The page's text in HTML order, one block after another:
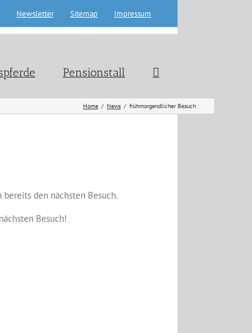
Newsletter Sitemap Impressum
Pensionstall
Home News frühmorgendlicher Besuch
den nächsten Besuch.
Besuch!